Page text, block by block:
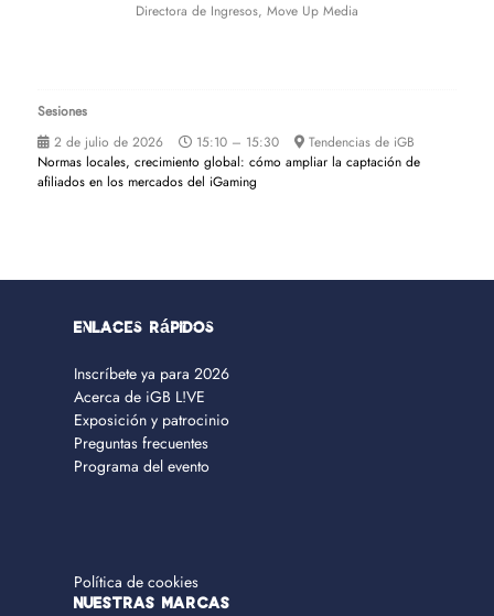
Directora de Ingresos, Move Up Media
Sesiones
2 de julio de 2026
15:10 – 15:30
Tendencias de iGB
Normas locales, crecimiento global: cómo ampliar la captación de
afiliados en los mercados del iGaming
Enlaces rápidos
Inscríbete ya para 2026
Acerca de iGB L!VE
Exposición y patrocinio
Preguntas frecuentes
Programa del evento
Política de cookies
NUESTRAS MARCAS